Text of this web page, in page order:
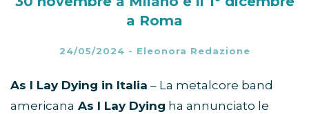
a Roma
24/05/2024 - Eleonora Redazione
As I Lay Dying in Italia – La metalcore band
americana As I Lay Dying ha annunciato le